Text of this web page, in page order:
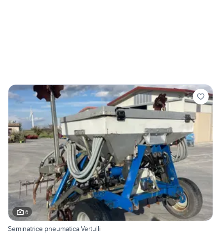
6
Seminatrice pneumatica Vertulli